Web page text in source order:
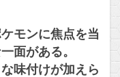
モンに焦点を当
面がある。
味付けが加えら